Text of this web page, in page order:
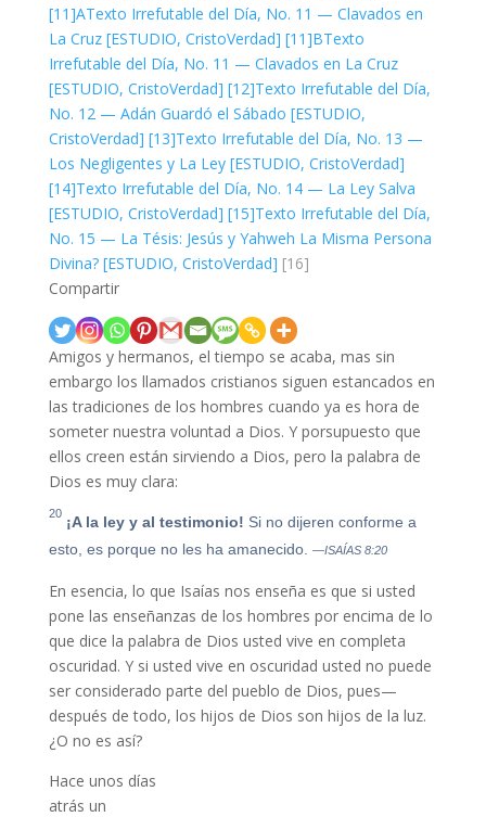
[11]ATexto Irrefutable del Día, No. 11 — Clavados en
La Cruz [ESTUDIO, CristoVerdad] [11]BTexto
Irrefutable del Día, No. 11 — Clavados en La Cruz
[ESTUDIO, CristoVerdad] [12]Texto Irrefutable del Día,
No. 12 — Adán Guardó el Sábado [ESTUDIO,
CristoVerdad] [13]Texto Irrefutable del Día, No. 13 —
Los Negligentes y La Ley [ESTUDIO, CristoVerdad]
[14]Texto Irrefutable del Día, No. 14 — La Ley Salva
[ESTUDIO, CristoVerdad] [15]Texto Irrefutable del Día,
No. 15 — La Tésis: Jesús y Yahweh La Misma Persona
Divina? [ESTUDIO, CristoVerdad] [16]
Compartir
Amigos y hermanos, el tiempo se acaba, mas sin
embargo los llamados cristianos siguen estancados en
las tradiciones de los hombres cuando ya es hora de
someter nuestra voluntad a Dios. Y porsupuesto que
ellos creen están sirviendo a Dios, pero la palabra de
Dios es muy clara:
20 ¡A la ley y al testimonio! Si no dijeren conforme a
esto, es porque no les ha amanecido.
—ISAÍAS 8:20
En esencia, lo que Isaías nos enseña es que si usted
pone las enseñanzas de los hombres por encima de lo
que dice la palabra de Dios usted vive en completa
oscuridad. Y si usted vive en oscuridad usted no puede
ser considerado parte del pueblo de Dios, pues—
después de todo, los hijos de Dios son hijos de la luz.
¿O no es así?
Hace unos días
atrás un